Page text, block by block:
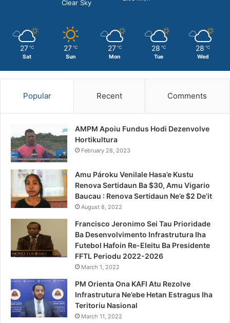
Clear Sky
27 ℃
Sat
27 ℃
Sun
27 ℃
Mon
28 ℃
Tue
28 ℃
Wed
Popular Recent Comments
AMPM Apoiu Fundus Hodi Dezenvolve
Hortikultura
February 28, 2023
Amu Pároku Venilale Hasa’e Kustu
Renova Sertidaun Ba $30, Amu Vigario
Baucau : Renova Sertidaun Ne’e $2 De’it
August 8, 2022
Francisco Jeronimo Sei Tau Prioridade
Ba Desenvolvimento Infrastrutura Iha
Futebol Hafoin Re-Eleitu Ba Presidente
FFTL Periodu 2022-2026
March 1, 2022
PM Orienta Ona KAFI Atu Rezolve
Infrastrutura Ne’ebe Hetan Estragus Iha
Teritoriu Nasional
March 11, 2022